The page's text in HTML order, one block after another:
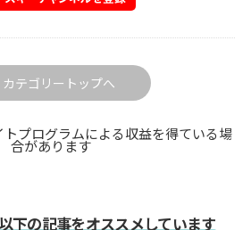
カテゴリートップへ
プログラムによる収益を得ている場
合があります
下の記事をオススメしています